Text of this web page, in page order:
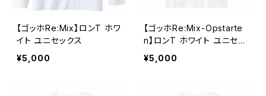
【ゴッホRe:Mix】ロンT ホワ
イト ユニセックス
¥5,000
【ゴッホRe:Mix-Opstarte
n】ロンT ホワイト ユニセッ
クス
¥5,000